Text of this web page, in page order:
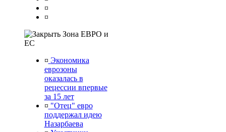
¤
¤
Зона ЕВРО и
ЕС
¤ Экономика
еврозоны
оказалась в
рецессии впервые
за 15 лет
¤ "Отец" евро
поддержал идею
Назарбаева